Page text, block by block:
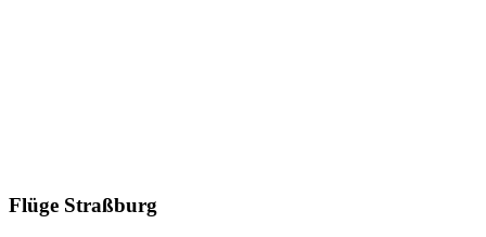
Flüge Straßburg